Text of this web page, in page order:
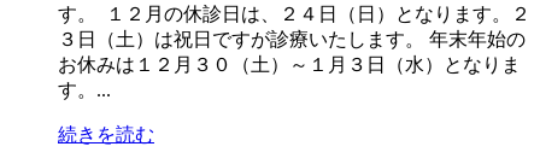
す。 １２月の休診日は、２４日（日）となります。２
３日（土）は祝日ですが診療いたします。 年末年始の
お休みは１２月３０（土）～１月３日（水）となりま
す。...
続きを読む